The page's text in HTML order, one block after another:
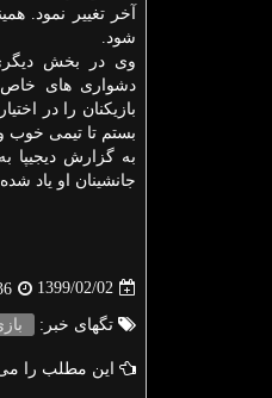
آخر تغییر نمود.
شود.
وی در بخش
دشواری های
بازیكنان را در
بستم تا تیمی خوب
به گزارش دیجیپا
جانشینان او یاد
1399/02/02
تگهای خبر:
این مطلب را